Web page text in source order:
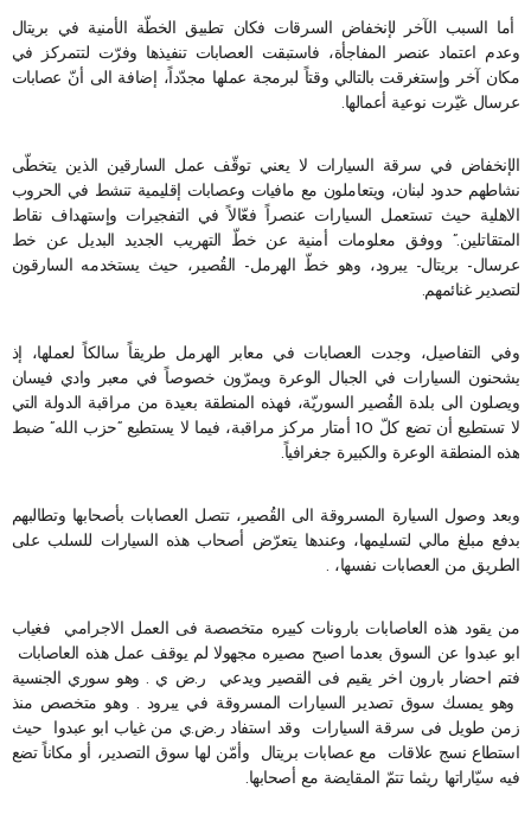
أما السبب الآخر لإنخفاض السرقات فكان تطبيق الخطّة الأمنية في بريتال
وعدم اعتماد عنصر المفاجأة، فاستبقت العصابات تنفيذها وفرّت لتتمركز في
مكان آخر وإستغرقت بالتالي وقتاً لبرمجة عملها مجدّداً، إضافة الى أنّ عصابات
عرسال غيّرت نوعية أعمالها.
الإنخفاض في سرقة السيارات لا يعني توقّف عمل السارقين الذين يتخطّى
نشاطهم حدود لبنان، ويتعاملون مع مافيات وعصابات إقليمية تنشط في الحروب
الاهلية حيث تستعمل السيارات عنصراً فعّالاً في التفجيرات وإستهداف نقاط
المتقاتلين.” ووفق معلومات أمنية عن خطّ التهريب الجديد البديل عن خط
عرسال- بريتال- يبرود، وهو خطّ الهرمل- القُصير، حيث يستخدمه السارقون
لتصدير غنائمهم.
وفي التفاصيل، وجدت العصابات في معابر الهرمل طريقاً سالكاً لعملها، إذ
يشحنون السيارات في الجبال الوعرة ويمرّون خصوصاً في معبر وادي فيسان
ويصلون الى بلدة القُصير السوريّة، فهذه المنطقة بعيدة من مراقبة الدولة التي
لا تستطيع أن تضع كلّ 10 أمتار مركز مراقبة، فيما لا يستطيع “حزب الله” ضبط
هذه المنطقة الوعرة والكبيرة جغرافياً.
وبعد وصول السيارة المسروقة الى القُصير، تتصل العصابات بأصحابها وتطالبهم
بدفع مبلغ مالي لتسليمها، وعندها يتعرّض أصحاب هذه السيارات للسلب على
الطريق من العصابات نفسها، .
من يقود هذه العاصابات بارونات كبيره متخصصة فى العمل الاجرامي فغياب
ابو عبدوا عن السوق بعدما اصبح مصيره مجهولا لم يوقف عمل هذه العاصابات
فتم احضار بارون اخر يقيم فى القصير ويدعي ر.ض ي . وهو سوري الجنسية
وهو يمسك سوق تصدير السيارات المسروقة في يبرود . وهو متخصص منذ
زمن طويل فى سرقة السيارات وقد استفاد ر.ض.ي من غياب ابو عبدوا حيث
استطاع نسج علاقات مع عصابات بريتال وأمّن لها سوق التصدير، أو مكاناً تضع
فيه سيّاراتها ريثما تتمّ المقايضة مع أصحابها.